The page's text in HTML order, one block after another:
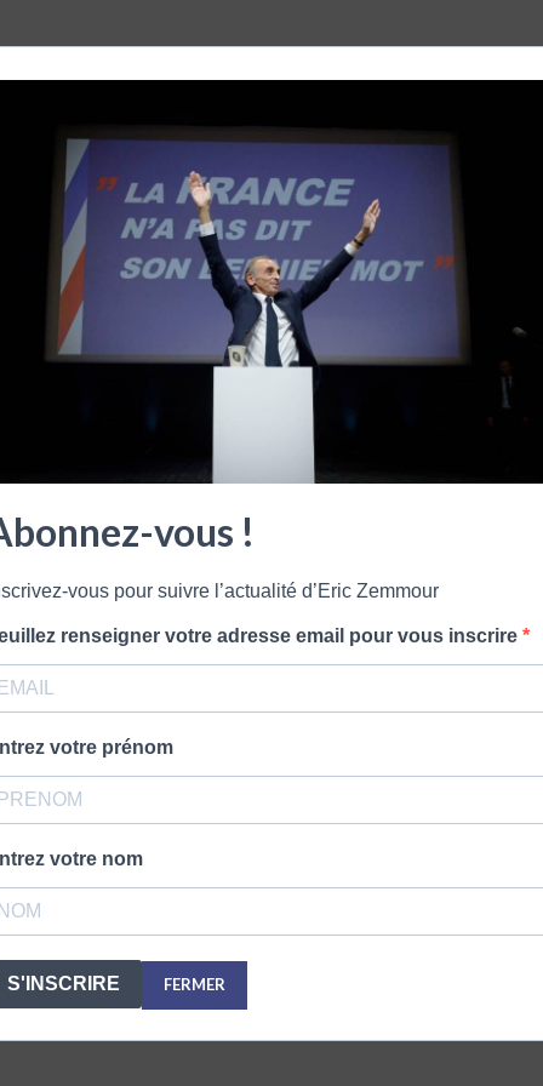
LAISSER UN COMMENTAIRE
vous !
vous pour suivre l’actualité d’Eric Zemmour
renseigner votre adresse email pour vous inscrire
votre prénom
votre nom
S'INSCRIRE FERMER